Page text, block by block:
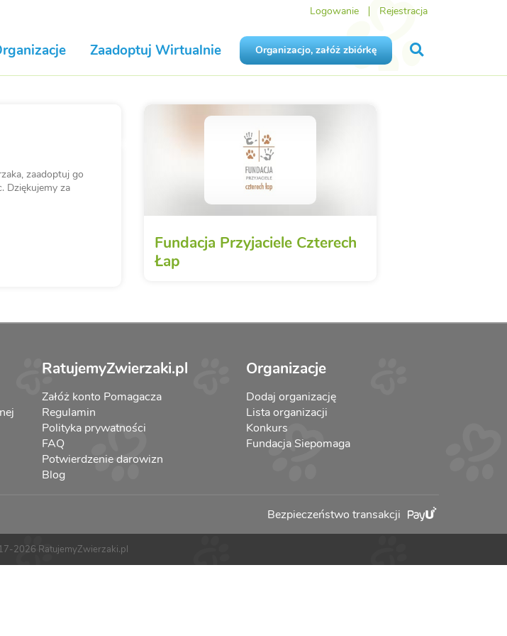
Logowanie Rejestracja
Zaadoptuj Wirtualnie Organizacjo, załóż zbiórkę
zaadoptuj go
Dziękujemy za
Fundacja Przyjaciele Czterech
Łap
RatujemyZwierzaki.pl
Załóż konto Pomagacza
Regulamin
Polityka prywatności
FAQ
Potwierdzenie darowizn
Blog
Organizacje
Dodaj organizację
Lista organizacji
Konkurs
Fundacja Siepomaga
Bezpieczeństwo transakcji
2026 RatujemyZwierzaki.pl